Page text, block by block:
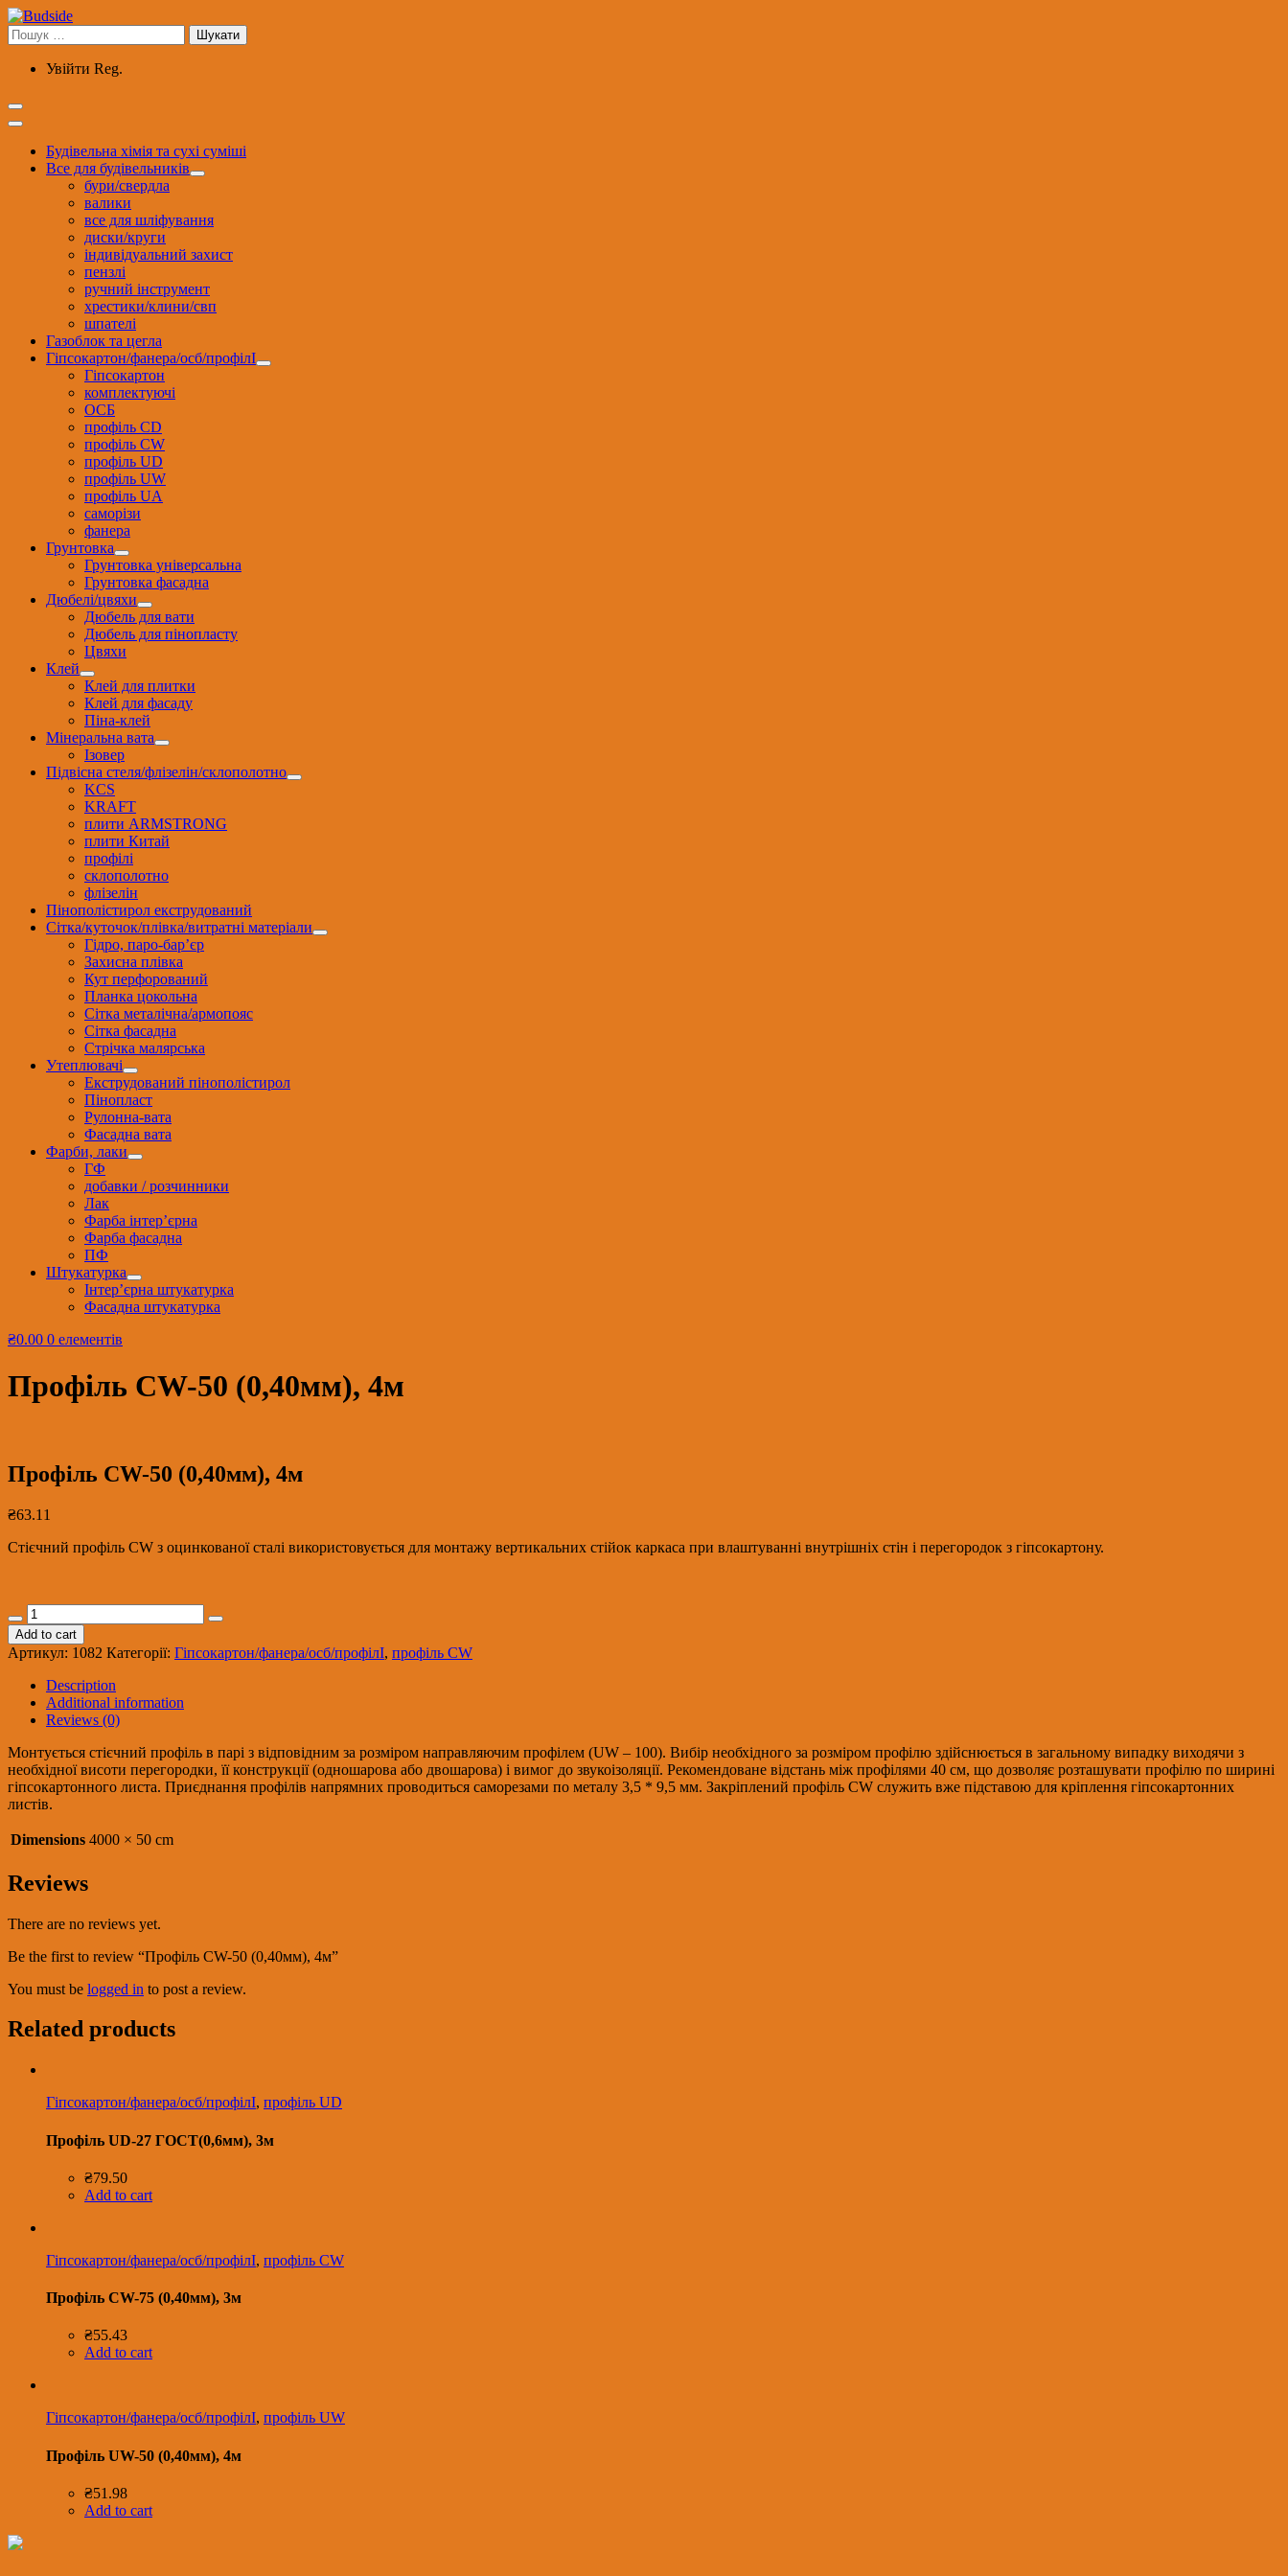
Перейти
до
вмісту
Пошук:
Увійти Reg.
Будівельна хімія та сухі суміші
Все для будівельників
бури/свердла
валики
все для шліфування
диски/круги
індивідуальний захист
пензлі
ручний інструмент
хрестики/клини/свп
шпателі
Газоблок та цегла
Гіпсокартон/фанера/осб/профілІ
Гіпсокартон
комплектуючі
ОСБ
профіль CD
профіль CW
профіль UD
профіль UW
профіль UА
саморізи
фанера
Грунтовка
Грунтовка універсальна
Грунтовка фасадна
Дюбелі/цвяхи
Дюбель для вати
Дюбель для пінопласту
Цвяхи
Клей
Клей для плитки
Клей для фасаду
Піна-клей
Мінеральна вата
Ізовер
Підвісна стеля/флізелін/склополотно
KCS
KRAFT
плити ARMSTRONG
плити Китай
профілі
склополотно
флізелін
Пінополістирол екструдований
Сітка/куточок/плівка/витратні матеріали
Гідро, паро-бар’єр
Захисна плівка
Кут перфорований
Планка цокольна
Сітка металічна/армопояс
Сітка фасадна
Стрічка малярська
Утеплювачі
Екструдований пінополістирол
Пінопласт
Рулонна-вата
Фасадна вата
Фарби, лаки
ГФ
добавки / розчинники
Лак
Фарба інтер’єрна
Фарба фасадна
ПФ
Штукатурка
Інтер’єрна штукатурка
Фасадна штукатурка
₴0.00 0 елементів
Профіль CW-50 (0,40мм), 4м
Профіль CW-50 (0,40мм), 4м
₴63.11
Стієчний профіль CW з оцинкованої сталі використовується для монтажу вертикальних стійок каркаса при влаштуванні внутрішніх стін і перегородок з гіпсокартону.
Профіль
CW-
50
(0,40мм),
4м
quantity
Add to cart
Артикул: 1082 Категорії: Гіпсокартон/фанера/осб/профілІ, профіль CW
Description
Additional information
Reviews (0)
Монтується стієчний профіль в парі з відповідним за розміром направляючим профілем (UW – 100). Вибір необхідного за розміром профілю здійснюється в загальному випадку виходячи з
необхідної висоти перегородки, її конструкції (одношарова або двошарова) і вимог до звукоізоляції. Рекомендоване відстань між профілями 40 см, що дозволяє розташувати профілю по ширині
гіпсокартонного листа. Приєднання профілів напрямних проводиться саморезами по металу 3,5 * 9,5 мм. Закріплений профіль CW служить вже підставою для кріплення гіпсокартонних
листів.
Dimensions 4000 × 50 cm
Reviews
There are no reviews yet.
Be the first to review “Профіль CW-50 (0,40мм), 4м”
You must be logged in to post a review.
Related products
Гіпсокартон/фанера/осб/профілІ, профіль UD
Профіль UD-27 ГОСТ(0,6мм), 3м
₴79.50
Add to cart
Гіпсокартон/фанера/осб/профілІ, профіль CW
Профіль CW-75 (0,40мм), 3м
₴55.43
Add to cart
Гіпсокартон/фанера/осб/профілІ, профіль UW
Профіль UW-50 (0,40мм), 4м
₴51.98
Add to cart